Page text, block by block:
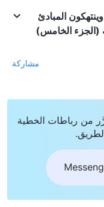
المبادئ
(الجزء الخامس)
مشاركة
من رباطات الخطية